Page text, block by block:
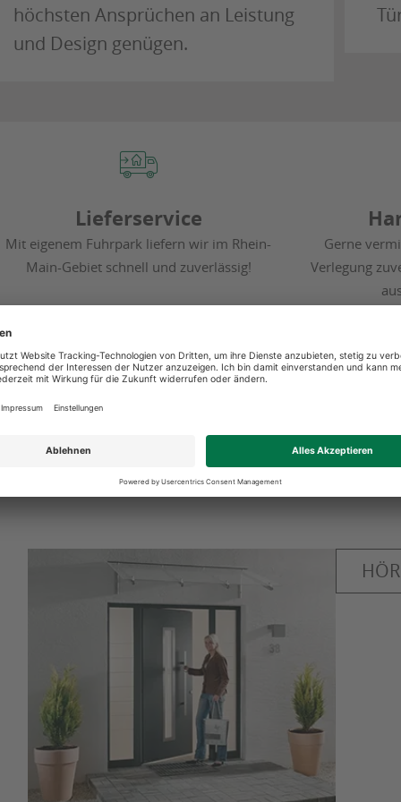
höchsten Ansprüchen an Leistung
und Design genügen.
Lieferservice
Mit eigenem Fuhrpark liefern wir im Rhein-
Main-Gebiet schnell und zuverlässig!
Gerne
Verlegung
Unserer Top-Markenlieferanten